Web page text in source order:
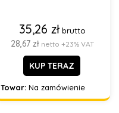
35,26 zł brutto
28,67 zł netto +23% VAT
KUP TERAZ
Towar: Na zamówienie